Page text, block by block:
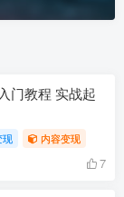
门教程 实战起
现 内容变现
7